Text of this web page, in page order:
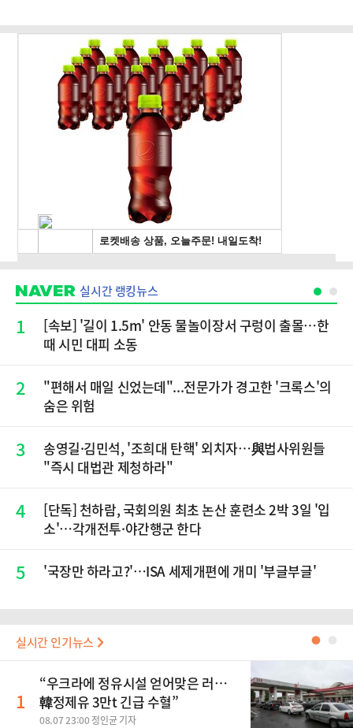
실시간 랭킹뉴스
1
[속보] '길이 1.5m' 안동 물놀이장서 구렁이 출몰…한
때 시민 대피 소동
2
"편해서 매일 신었는데"...전문가가 경고한 '크록스'의
숨은 위험
3
송영길·김민석, '조희대 탄핵' 외치자…與법사위원들
"즉시 대법관 제청하라"
4
[단독] 천하람, 국회의원 최초 논산 훈련소 2박 3일 '입
소'…각개전투·야간행군 한다
5 '국장만 하라고?'…ISA 세제개편에 개미 '부글부글'
실시간 인기뉴스 ●
1
“우크라에 정유시설 얻어맞은 러…
韓정제유 3만t 긴급 수혈”
08.07 23:00 정인균 기자